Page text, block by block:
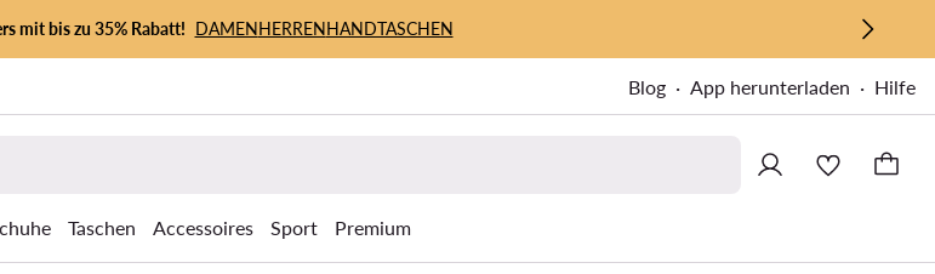
mit bis zu 35% Rabatt! DAMENHERRENHANDTASCHEN
Blog App herunterladen Hilfe
Taschen Accessoires Sport Premium